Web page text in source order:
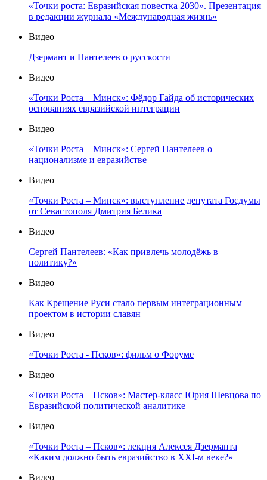
«Точки роста: Евразийская повестка 2030». Презентация
в редакции журнала «Международная жизнь»
Видео
Дзермант и Пантелеев о русскости
Видео
«Точки Роста – Минск»: Фёдор Гайда об исторических
основаниях евразийской интеграции
Видео
«Точки Роста – Минск»: Сергей Пантелеев о
национализме и евразийстве
Видео
«Точки Роста – Минск»: выступление депутата Госдумы
от Севастополя Дмитрия Белика
Видео
Сергей Пантелеев: «Как привлечь молодёжь в
политику?»
Видео
Как Крещение Руси стало первым интеграционным
проектом в истории славян
Видео
«Точки Роста - Псков»: фильм о Форуме
Видео
«Точки Роста – Псков»: Мастер-класс Юрия Шевцова по
Евразийской политической аналитике
Видео
«Точки Роста – Псков»: лекция Алексея Дзерманта
«Каким должно быть евразийство в XXI-м веке?»
Видео